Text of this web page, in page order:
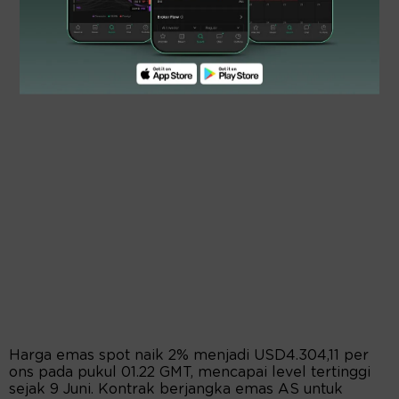
Harga emas spot naik 2% menjadi USD4.304,11 per
ons pada pukul 01.22 GMT, mencapai level tertinggi
sejak 9 Juni. Kontrak berjangka emas AS untuk